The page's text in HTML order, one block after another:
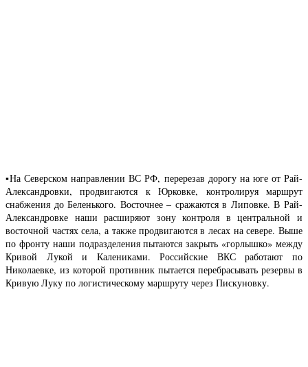
▪️На Северском направлении ВС РФ, перерезав дорогу на юге от Рай-
Александровки, продвигаются к Юрковке, контролируя маршрут
снабжения до Беленького. Восточнее – сражаются в Липовке. В Рай-
Александровке наши расширяют зону контроля в центральной и
восточной частях села, а также продвигаются в лесах на севере. Выше
по фронту наши подразделения пытаются закрыть «горлышко» между
Кривой Лукой и Калениками. Российские ВКС работают по
Николаевке, из которой противник пытается перебрасывать резервы в
Кривую Луку по логистическому маршруту через Пискуновку.